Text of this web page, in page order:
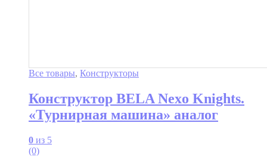
Все товары, Конструкторы
Конструктор BELA Nexo Knights.
«Турнирная машина» аналог
0 из 5
(0)